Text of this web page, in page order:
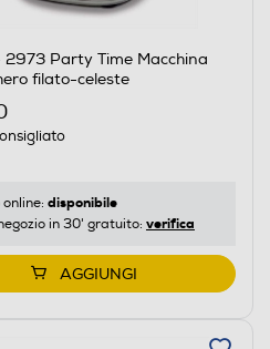
2973 Party Time Macchina
filato-celeste
disponibile
in 30' gratuito: verifica
AGGIUNGI